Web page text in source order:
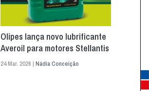
Olipes lança novo lubrificante
Averoil para motores Stellantis
24 Mar. 2026 |Nádia Conceição